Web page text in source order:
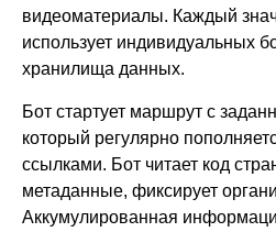
видеоматериалы. Каждый
использует индивидуальных
хранилища данных.
Бот стартует маршрут с
который регулярно
ссылками. Бот читает код
метаданные, фиксирует
Аккумулированная